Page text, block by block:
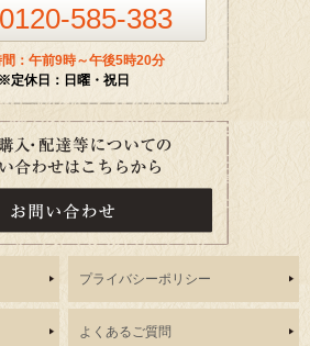
0120-585-383
：午前9時～午後5時20分
※定休日：日曜・祝日
プライバシーポリシー
よくあるご質問